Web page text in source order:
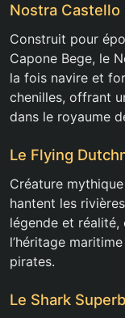
Nostra Castello
Construit pour
Capone Bege, le
la fois navire et
chenilles, offrant
dans le royaume
Le Flying
Créature
hantent les
légende et
l’héritage
pirates.
Le Shark